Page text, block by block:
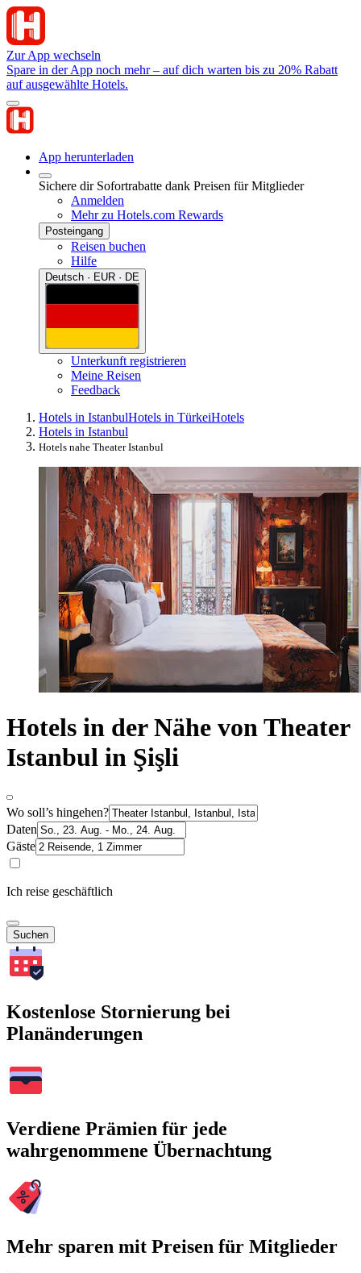
Zur App wechseln
Spare in der App noch mehr – auf dich warten bis zu 20% Rabatt
auf ausgewählte Hotels.
App herunterladen
Sichere dir Sofortrabatte dank Preisen für Mitglieder
Anmelden
Mehr zu Hotels.com Rewards
Posteingang
Reisen buchen
Hilfe
Deutsch · EUR · DE
Unterkunft registrieren
Meine Reisen
Feedback
Hotels in IstanbulHotels in TürkeiHotels
Hotels in Istanbul
Hotels nahe Theater Istanbul
Hotels in der Nähe von Theater
Istanbul in Şişli
Wo soll’s hingehen?
Daten
Gäste
Ich reise geschäftlich
Suchen
Kostenlose Stornierung bei
Planänderungen
Verdiene Prämien für jede
wahrgenommene Übernachtung
Mehr sparen mit Preisen für Mitglieder